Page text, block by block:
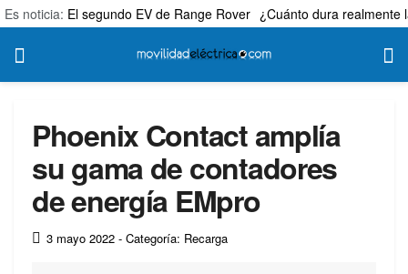
Es noticia: El segundo EV de Range Rover ¿Cuánto dura realmente
Phoenix Contact amplía
su gama de contadores
de energía EMpro
3 mayo 2022 - Categoría: Recarga